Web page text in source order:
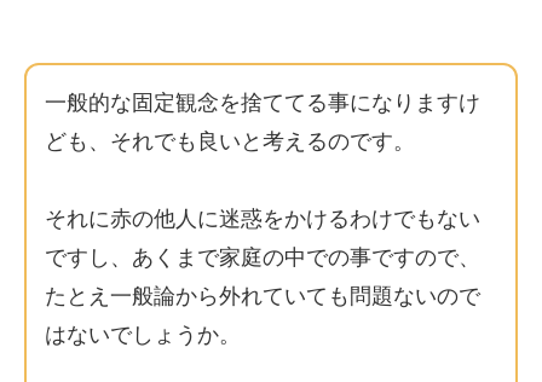
一般的な固定観念を捨ててる事になりますけ
ども、それでも良いと考えるのです。
それに赤の他人に迷惑をかけるわけでもない
ですし、あくまで家庭の中での事ですので、
たとえ一般論から外れていても問題ないので
はないでしょうか。